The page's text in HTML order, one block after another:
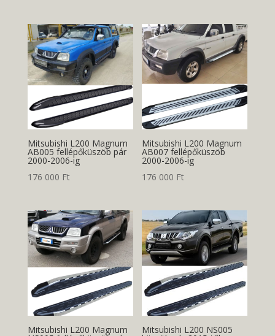
Mitsubishi L200 Magnum
AB005 fellépőküszöb pár
2000-2006-ig
176 000 Ft
Mitsubishi L200 Magnum
AB007 fellépőküszöb
2000-2006-ig
176 000 Ft
Mitsubishi L200 Magnum Mitsubishi L200 NS005